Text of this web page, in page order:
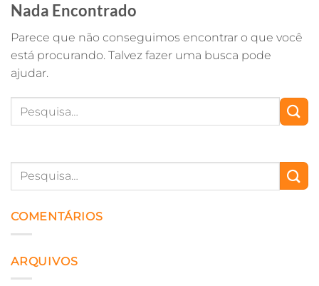
Nada Encontrado
Parece que não conseguimos encontrar o que você
está procurando. Talvez fazer uma busca pode
ajudar.
COMENTÁRIOS
ARQUIVOS